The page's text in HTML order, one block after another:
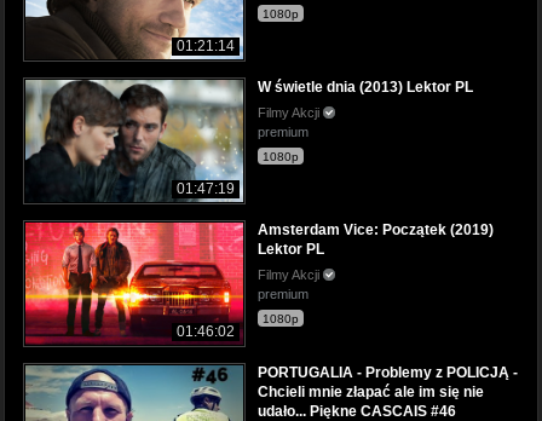
01:21:14
1080p
01:47:19
W świetle dnia (2013) Lektor PL
Filmy Akcji
premium
1080p
01:46:02
Amsterdam Vice: Początek (2019)
Lektor PL
Filmy Akcji
premium
1080p
PORTUGALIA - Problemy z POLICJĄ -
Chcieli mnie złapać ale im się nie
udało... Piękne CASCAIS #46